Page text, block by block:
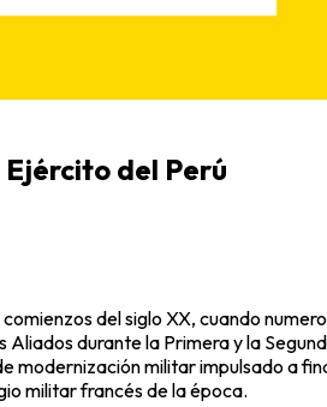
del Perú
del siglo XX, cuando
durante la Primera y la
modernización militar impulsado a
militar francés de la época.